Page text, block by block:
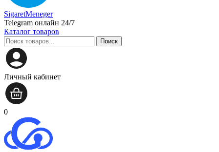
SigaretMeneger
Telegram онлайн 24/7
Каталог товаров
Поиск
Личный кабинет
0